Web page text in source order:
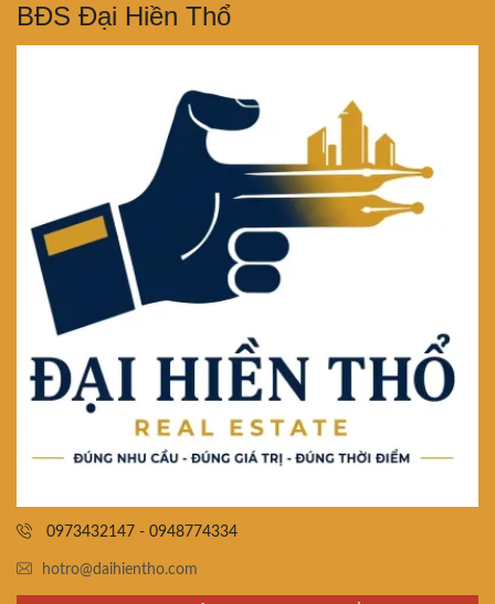
BĐS Đại Hiền Thổ
0973432147 - 0948774334
hotro@daihientho.com